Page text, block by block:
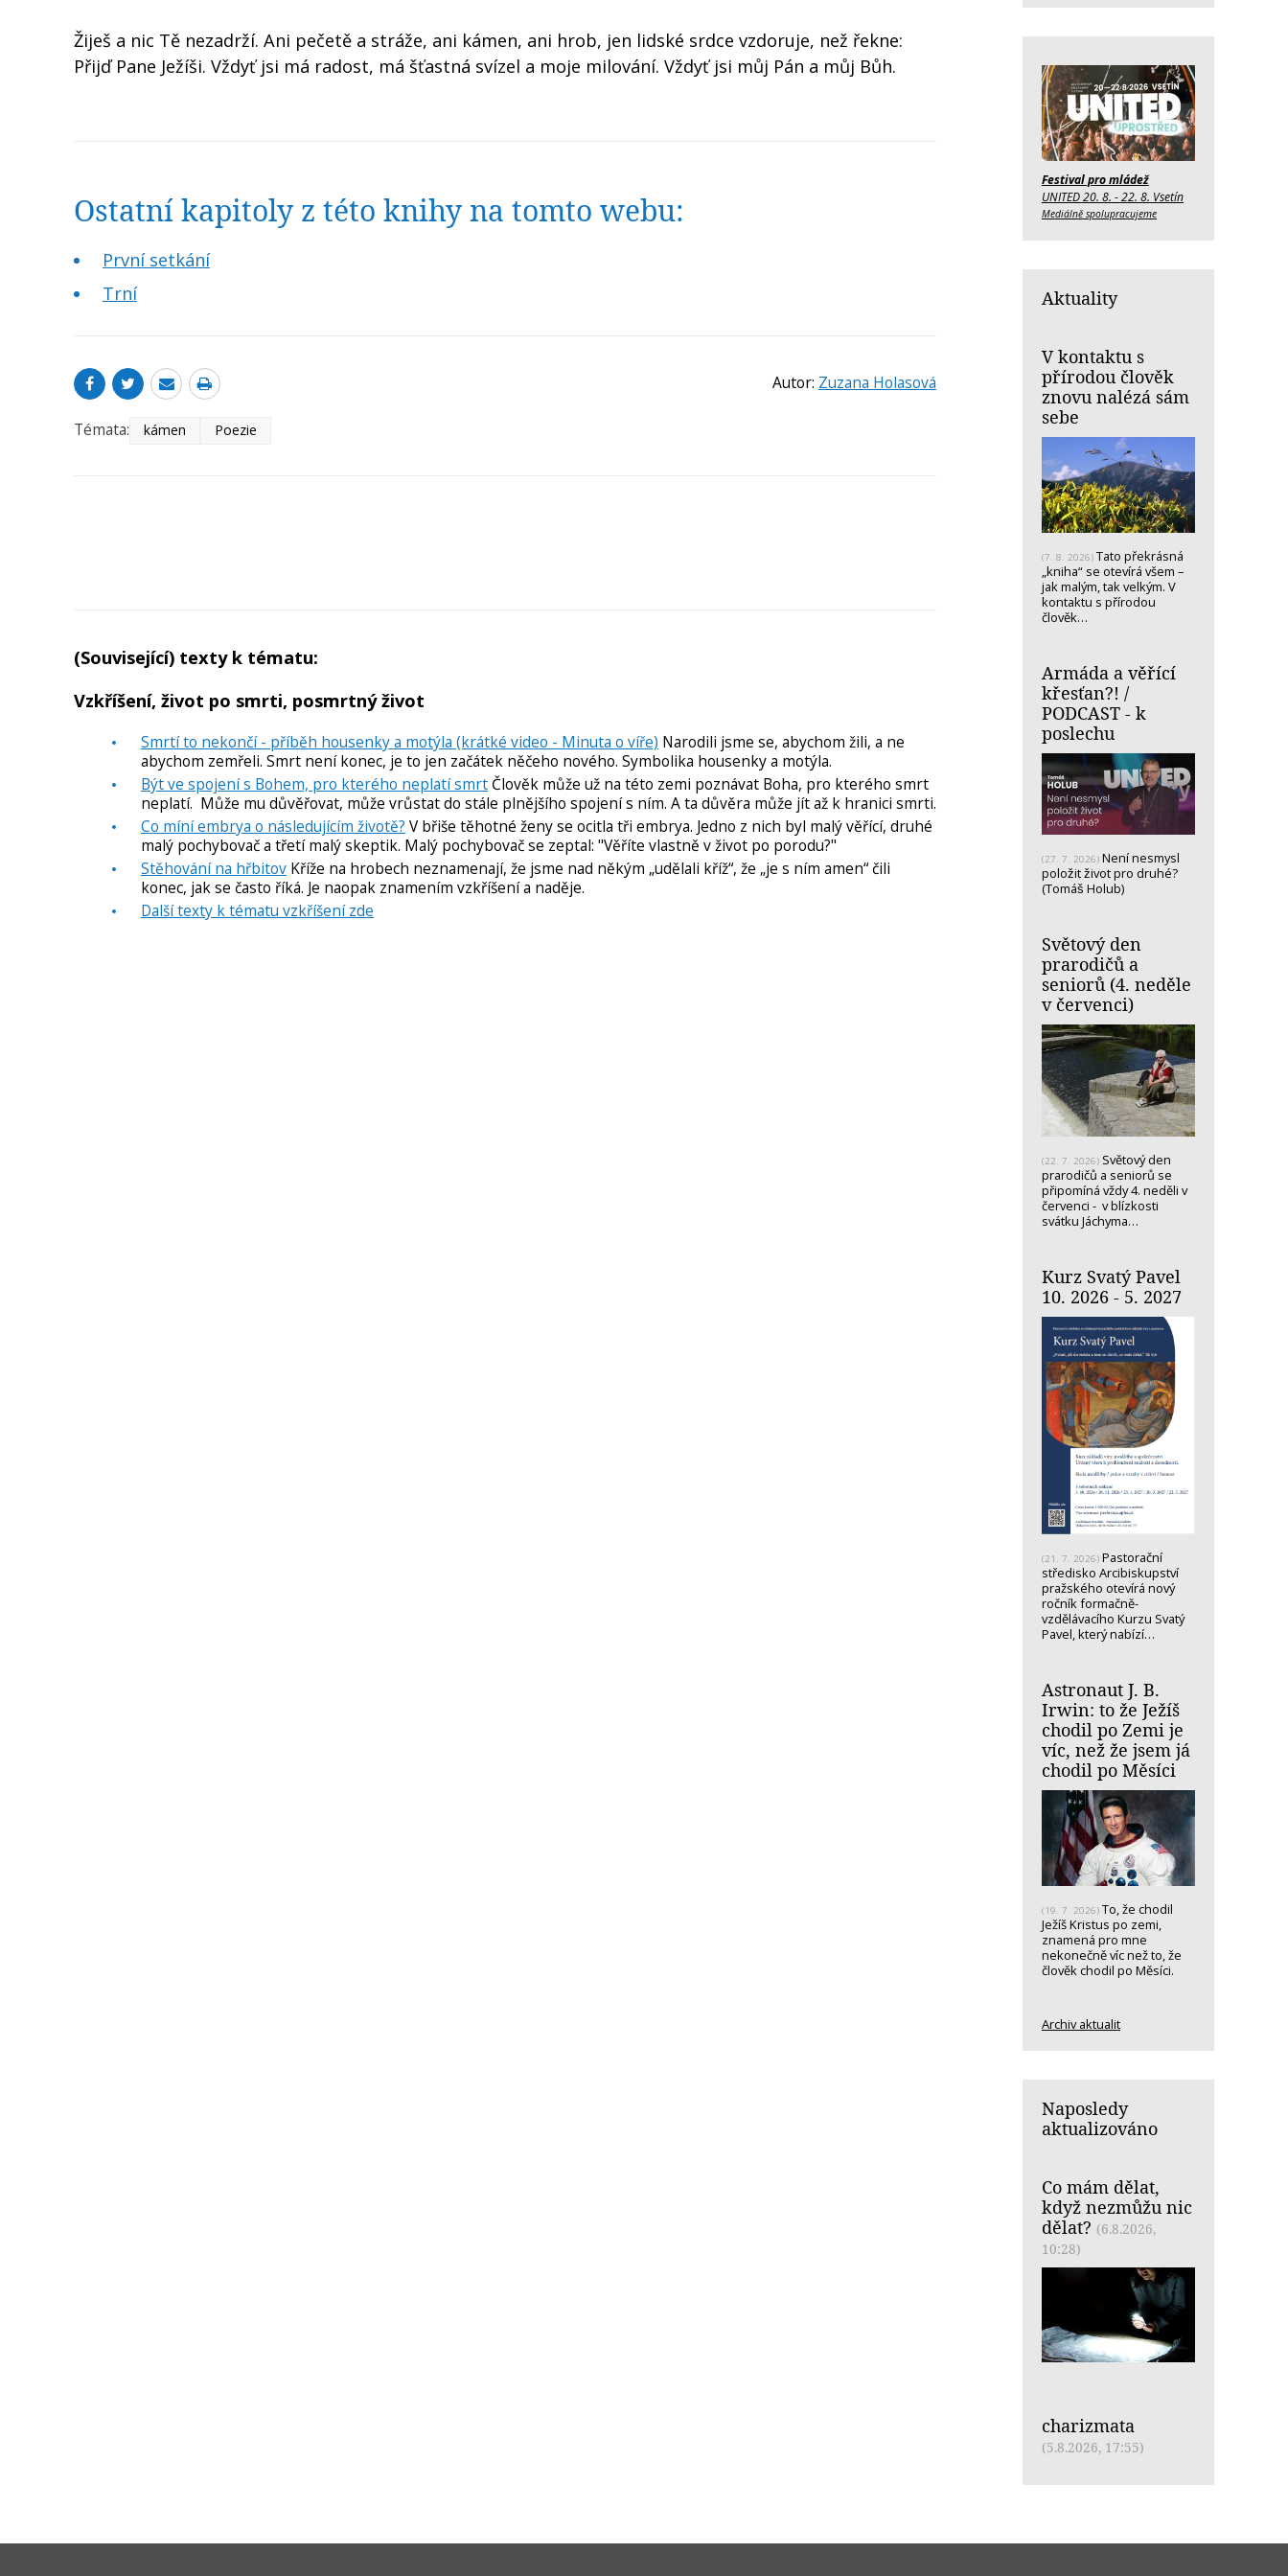
Žiješ a nic Tě nezadrží. Ani pečetě a stráže, ani kámen, ani hrob, jen lidské srdce vzdoruje, než řekne:
Přijď Pane Ježíši. Vždyť jsi má radost, má šťastná svízel a moje milování. Vždyť jsi můj Pán a můj Bůh.
Ostatní kapitoly z této knihy na tomto webu:
První setkání
Trní
Autor: Zuzana Holasová
Témata: kámen Poezie
(Související) texty k tématu:
Vzkříšení, život po smrti, posmrtný život
Smrtí to nekončí - příběh housenky a motýla (krátké video - Minuta o víře) Narodili jsme se, abychom žili, a ne
abychom zemřeli. Smrt není konec, je to jen začátek něčeho nového. Symbolika housenky a motýla.
Být ve spojení s Bohem, pro kterého neplatí smrt Člověk může už na této zemi poznávat Boha, pro kterého smrt
neplatí. Může mu důvěřovat, může vrůstat do stále plnějšího spojení s ním. A ta důvěra může jít až k hranici smrti.
Co míní embrya o následujícím životě? V břiše těhotné ženy se ocitla tři embrya. Jedno z nich byl malý věřící, druhé
malý pochybovač a třetí malý skeptik. Malý pochybovač se zeptal: "Věříte vlastně v život po porodu?"
Stěhování na hřbitov Kříže na hrobech neznamenají, že jsme nad někým „udělali kříž“, že „je s ním amen“ čili
konec, jak se často říká. Je naopak znamením vzkříšení a naděje.
Další texty k tématu vzkříšení zde
Festival pro mládež
UNITED 20. 8. - 22. 8. Vsetín
Mediálně spolupracujeme
Aktuality
V kontaktu s
přírodou člověk
znovu nalézá sám
sebe
(7. 8. 2026) Tato překrásná
„kniha“ se otevírá všem –
jak malým, tak velkým. V
kontaktu s přírodou
člověk…
Armáda a věřící
křesťan?! /
PODCAST - k
poslechu
(27. 7. 2026) Není nesmysl
položit život pro druhé?
(Tomáš Holub)
Světový den
prarodičů a
seniorů (4. neděle
v červenci)
(22. 7. 2026) Světový den
prarodičů a seniorů se
připomíná vždy 4. neděli v
červenci - v blízkosti
svátku Jáchyma…
Kurz Svatý Pavel
10. 2026 - 5. 2027
(21. 7. 2026) Pastorační
středisko Arcibiskupství
pražského otevírá nový
ročník formačně-
vzdělávacího Kurzu Svatý
Pavel, který nabízí…
Astronaut J. B.
Irwin: to že Ježíš
chodil po Zemi je
víc, než že jsem já
chodil po Měsíci
(19. 7. 2026) To, že chodil
Ježíš Kristus po zemi,
znamená pro mne
nekonečně víc než to, že
člověk chodil po Měsíci.
Archiv aktualit
Naposledy
aktualizováno
Co mám dělat,
když nezmůžu nic
dělat? (6.8.2026,
10:28)
charizmata
(5.8.2026, 17:55)